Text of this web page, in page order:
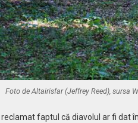
Foto de Altairisfar (Jeffrey Reed), sursa
faptul că diavolul ar fi dat